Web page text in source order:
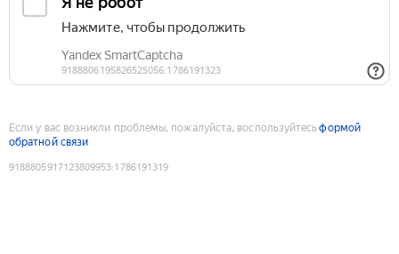
Если у вас возникли проблемы, пожалуйста, воспользуйтесьформой
обратной связи
9188805917123809953:1786191319